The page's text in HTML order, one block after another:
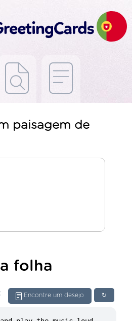
paisagem de
folha
↻
Encontre um desejo